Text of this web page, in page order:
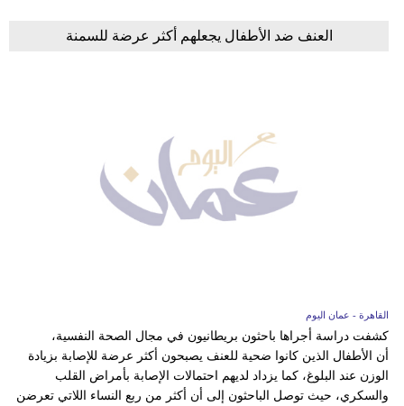
العنف ضد الأطفال يجعلهم أكثر عرضة للسمنة
القاهرة - عمان اليوم
كشفت دراسة أجراها باحثون بريطانيون في مجال الصحة النفسية،
أن الأطفال الذين كانوا ضحية للعنف يصبحون أكثر عرضة للإصابة بزيادة
الوزن عند البلوغ، كما يزداد لديهم احتمالات الإصابة بأمراض القلب
والسكري، حيث توصل الباحثون إلى أن أكثر من ربع النساء اللاتي تعرضن